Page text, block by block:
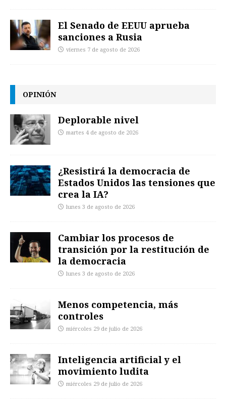
El Senado de EEUU aprueba
sanciones a Rusia
viernes 7 de agosto de 2026
OPINIÓN
Deplorable nivel
martes 4 de agosto de 2026
¿Resistirá la democracia de
Estados Unidos las tensiones que
crea la IA?
lunes 3 de agosto de 2026
Cambiar los procesos de
transición por la restitución de
la democracia
lunes 3 de agosto de 2026
Menos competencia, más
controles
miércoles 29 de julio de 2026
Inteligencia artificial y el
movimiento ludita
miércoles 29 de julio de 2026